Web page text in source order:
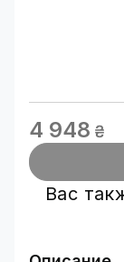
4 948 ₴
Вас